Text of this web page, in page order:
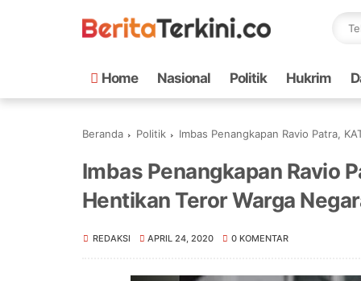
Home Nasional Politik Hukrim
Beranda Politik Imbas Penangkapan Ravio Patra,
Imbas Penangkapan Ravio
Hentikan Teror Warga
REDAKSI APRIL 24, 2020 0 KOMENTAR